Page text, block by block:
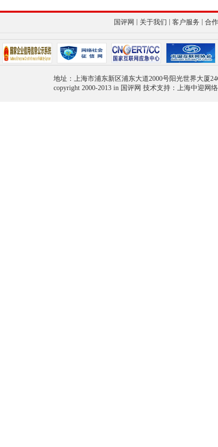
国评网 关于我们 客户服务 合
地址：上海市浦东新区浦东大道2000号阳光世界大厦
copyright 2000-2013 in 国评网 技术支持：上海中迎